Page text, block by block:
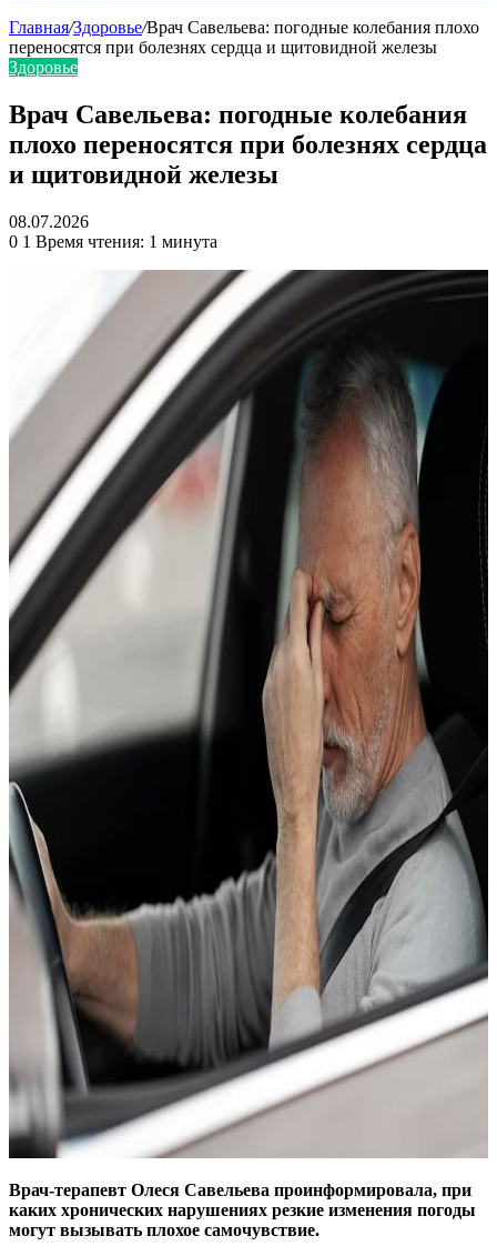
Главная/Здоровье/Врач Савельева: погодные колебания плохо
переносятся при болезнях сердца и щитовидной железы
Здоровье
Врач Савельева: погодные колебания
плохо переносятся при болезнях сердца
и щитовидной железы
08.07.2026
0 1 Время чтения: 1 минута
Врач-терапевт Олеся Савельева проинформировала, при
каких хронических нарушениях резкие изменения погоды
могут вызывать плохое самочувствие.